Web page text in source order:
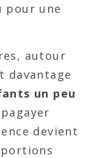
pour une
autour
davantage
un peu
devient